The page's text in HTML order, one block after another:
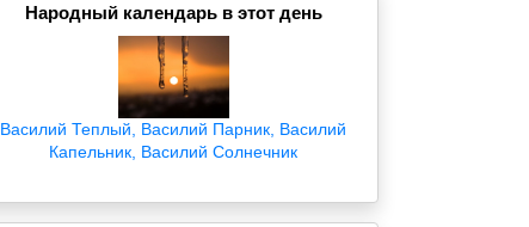
Народный календарь в этот день
Василий Теплый, Василий Парник, Василий
Капельник, Василий Солнечник